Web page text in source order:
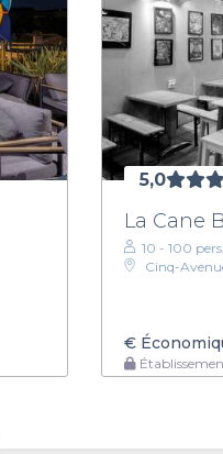
5,0
La Cane
10 - 100 pers.
Cinq-
€